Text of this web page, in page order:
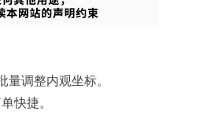
调整内观坐标。
快捷。